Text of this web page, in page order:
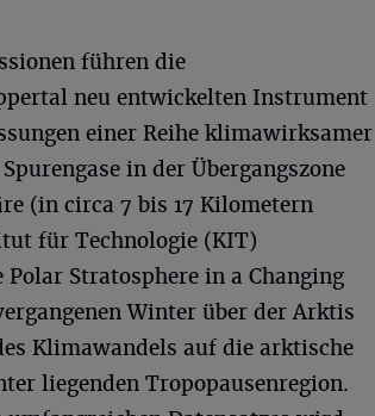
führen die
neu entwickelten Instrument
einer Reihe klimawirksamer
in der Übergangszone
(in circa 7 bis 17 Kilometern
für Technologie (KIT)
Polar Stratosphere in a Changing
Winter über der Arktis
Klimawandels auf die arktische
liegenden Tropopausenregion.